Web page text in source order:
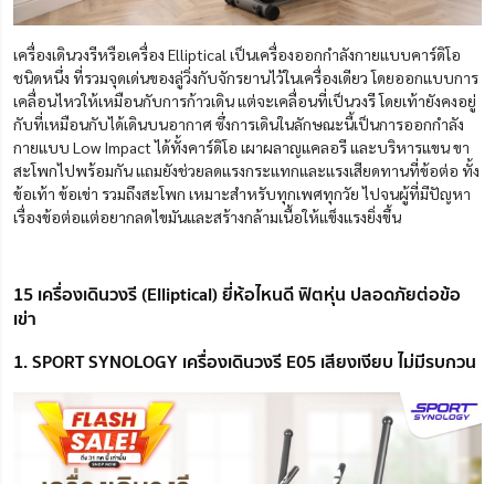
เครื่องเดินวงรีหรือเครื่อง Elliptical เป็นเครื่องออกกำลังกายแบบคาร์ดิโอ
ชนิดหนึ่ง ที่รวมจุดเด่นของลู่วิ่งกับจักรยานไว้ในเครื่องเดียวโดยออกแบบการ
เคลื่อนไหวให้เหมือนกับการก้าวเดิน แต่จะเคลื่อนที่เป็นวงรี โดยเท้ายังคงอยู่
กับที่เหมือนกับได้เดินบนอากาศ ซึ่งการเดินในลักษณะนี้เป็นการออกกำลัง
กายแบบ Low Impactได้ทั้งคาร์ดิโอ เผาผลาญแคลอรี และบริหารแขน ขา
สะโพกไปพร้อมกันแถมยังช่วยลดแรงกระแทกและแรงเสียดทานที่ข้อต่อ ทั้ง
ข้อเท้า ข้อเข่า รวมถึงสะโพก เหมาะสำหรับทุกเพศทุกวัย ไปจนผู้ที่มีปัญหา
เรื่องข้อต่อแต่อยากลดไขมันและสร้างกล้ามเนื้อให้แข็งแรงยิ่งขึ้น
15 เครื่องเดินวงรี (Elliptical) ยี่ห้อไหนดี ฟิตหุ่น ปลอดภัยต่อข้อ
เข่า
1. SPORT SYNOLOGY เครื่องเดินวงรี E05 เสียงเงียบ ไม่มีรบกวน